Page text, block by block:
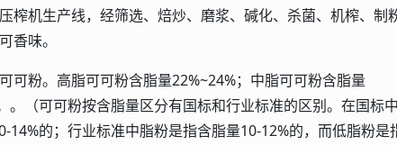
榨机生产线，经筛选、焙炒、磨浆、碱化、杀菌、机榨、制
香味。
粉。高脂可可粉含脂量22%~24%；中脂可可粉含脂量
（可可粉按含脂量区分有国标和行业标准的区别。在国标中
14%的；行业标准中脂粉是指含脂量10-12%的，而低脂粉是